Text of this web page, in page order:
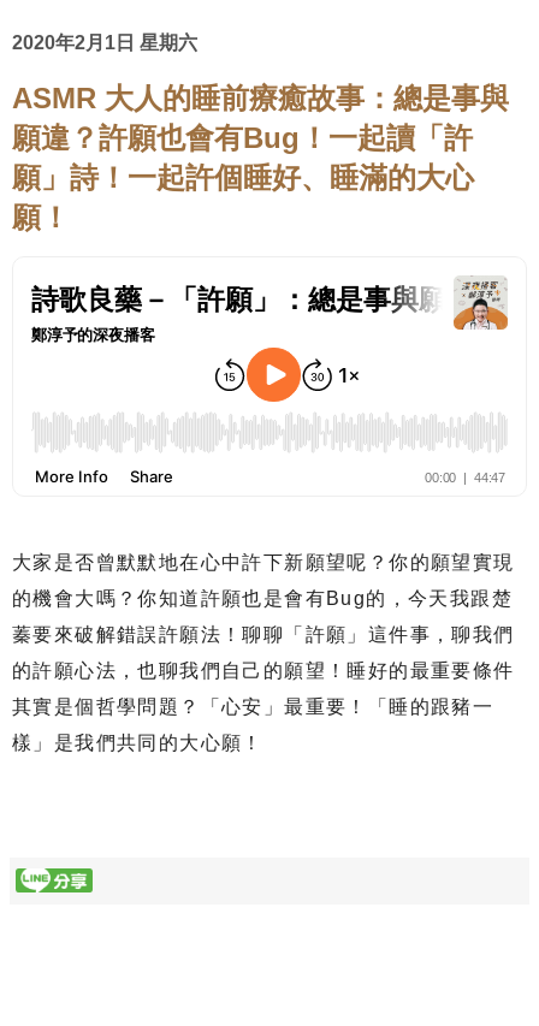
2020年2月1日 星期六
ASMR 大人的睡前療癒故事：總是事與
願違？許願也會有Bug！一起讀「許
願」詩！一起許個睡好、睡滿的大心
願！
大家是否曾默默地在心中許下新願望呢？你的願望實現
的機會大嗎？你知道許願也是會有Bug的，今天我跟楚
蓁要來破解錯誤許願法！聊聊「許願」這件事，聊我們
的許願心法，也聊我們自己的願望！睡好的最重要條件
其實是個哲學問題？「心安」最重要！「睡的跟豬一
樣」是我們共同的大心願！